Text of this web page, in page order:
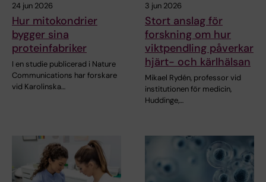
24 jun 2026
Hur mitokondrier
bygger sina
proteinfabriker
I en studie publicerad i Nature
Communications har forskare
vid Karolinska…
3 jun 2026
Stort anslag för
forskning om hur
viktpendling påverkar
hjärt- och kärlhälsan
Mikael Rydén, professor vid
institutionen för medicin,
Huddinge,…